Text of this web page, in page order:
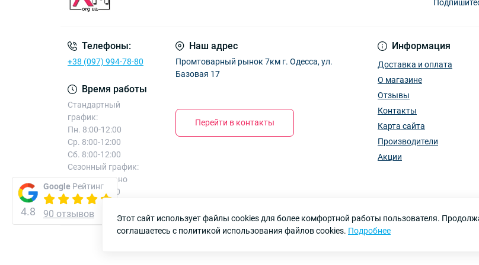
Телефоны:
+38 (097) 994-78-80
Время работы
Стандартный
график:
Пн. 8:00-12:00
Ср. 8:00-12:00
Сб. 8:00-12:00
Сезонный график:
дополнительно
Вт. 8:00-12:00
Чт. 8:00-12:00
Наш адрес
Промтоварный рынок 7км г. Одесса, ул.
Базовая 17
Перейти в контакты
Информация
Доставка и оплата
О магазине
Отзывы
Контакты
Карта сайта
Производители
Акции
4.8
Google Рейтинг
90 отзывов
Этот сайт использует файлы cookies для более комфортной работы пользователя.
соглашаетесь с политикой использования файлов cookies. Подробнее